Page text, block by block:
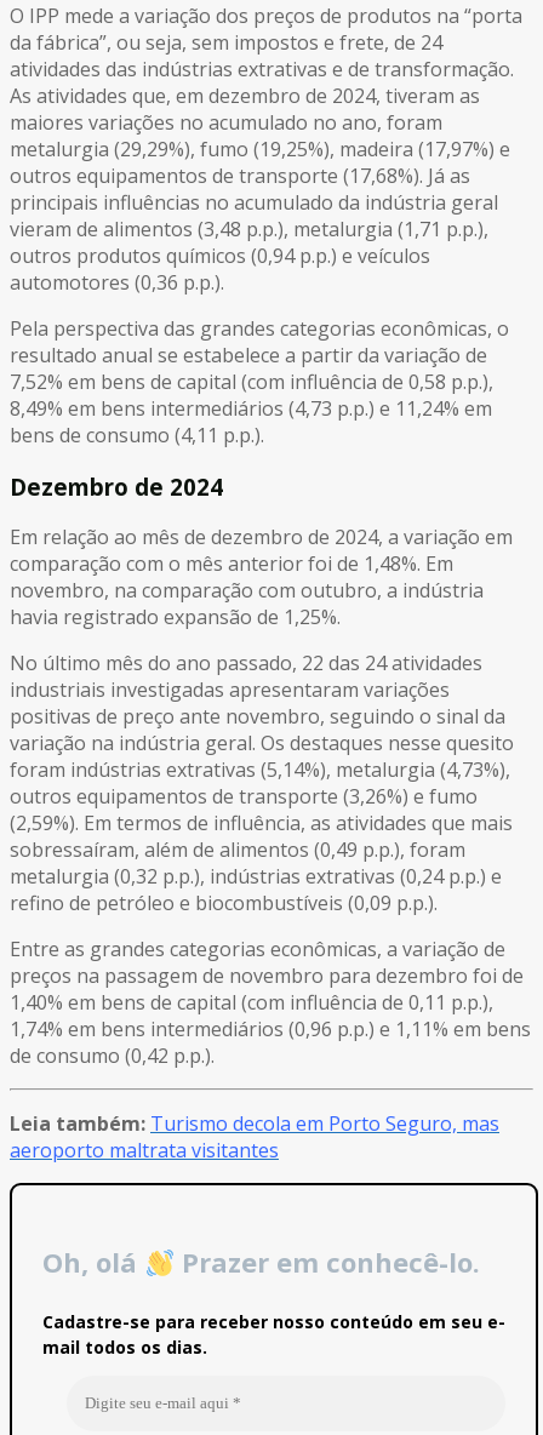
O IPP mede a variação dos preços de produtos na “porta
da fábrica”, ou seja, sem impostos e frete, de 24
atividades das indústrias extrativas e de transformação.
As atividades que, em dezembro de 2024, tiveram as
maiores variações no acumulado no ano, foram
metalurgia (29,29%), fumo (19,25%), madeira (17,97%) e
outros equipamentos de transporte (17,68%). Já as
principais influências no acumulado da indústria geral
vieram de alimentos (3,48 p.p.), metalurgia (1,71 p.p.),
outros produtos químicos (0,94 p.p.) e veículos
automotores (0,36 p.p.).
Pela perspectiva das grandes categorias econômicas, o
resultado anual se estabelece a partir da variação de
7,52% em bens de capital (com influência de 0,58 p.p.),
8,49% em bens intermediários (4,73 p.p.) e 11,24% em
bens de consumo (4,11 p.p.).
Dezembro de 2024
Em relação ao mês de dezembro de 2024, a variação em
comparação com o mês anterior foi de 1,48%. Em
novembro, na comparação com outubro, a indústria
havia registrado expansão de 1,25%.
No último mês do ano passado, 22 das 24 atividades
industriais investigadas apresentaram variações
positivas de preço ante novembro, seguindo o sinal da
variação na indústria geral. Os destaques nesse quesito
foram indústrias extrativas (5,14%), metalurgia (4,73%),
outros equipamentos de transporte (3,26%) e fumo
(2,59%). Em termos de influência, as atividades que mais
sobressaíram, além de alimentos (0,49 p.p.), foram
metalurgia (0,32 p.p.), indústrias extrativas (0,24 p.p.) e
refino de petróleo e biocombustíveis (0,09 p.p.).
Entre as grandes categorias econômicas, a variação de
preços na passagem de novembro para dezembro foi de
1,40% em bens de capital (com influência de 0,11 p.p.),
1,74% em bens intermediários (0,96 p.p.) e 1,11% em bens
de consumo (0,42 p.p.).
Leia também: Turismo decola em Porto Seguro, mas
aeroporto maltrata visitantes
Oh, olá Prazer em conhecê-lo.
Cadastre-se para receber nosso conteúdo em seu e-
mail todos os dias.